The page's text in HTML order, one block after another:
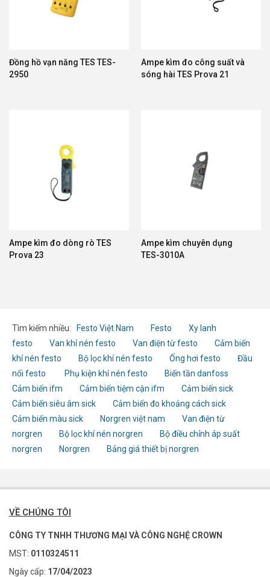
Đồng hồ vạn năng TES TES-
2950
Ampe kìm đo công suất và
sóng hài TES Prova 21
Ampe kìm đo dòng rò TES
Prova 23
Ampe kìm chuyên dụng
TES-3010A
Tìm kiếm nhiều: Festo Việt Nam Festo
Xy lanh
festo
Van khí nén festo Van điện từ festo
Cảm biến
khí nén festo
Bộ lọc khí nén festo Ống hơi festo
Đầu
nối festo
Phụ kiện khí nén festo
Biến tần danfoss
Cảm biến ifm
Cảm biến tiệm cận ifm
Cảm biến sick
Cảm biến siêu âm sick
Cảm biến đo khoảng cách sick
Cảm biến màu sick
Norgren việt nam
Van điện từ
norgren
Bộ lọc khí nén norgren
Bộ điều chỉnh áp suất
norgren
Norgren Bảng giá thiết bị norgren
VỀ CHÚNG TÔI
CÔNG TY TNHH THƯƠNG MẠI VÀ CÔNG NGHỆ CROWN
MST: 0110324511
Ngày cấp: 17/04/2023